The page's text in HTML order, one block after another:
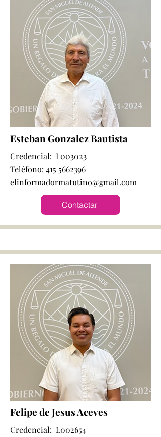
Esteban Gonzalez Bautista
Credencial: L003023
Teléfono: 415 5662396
elinformadormatutino@gmail.com
Contactar
Felipe de Jesus Aceves
Credencial: L002654